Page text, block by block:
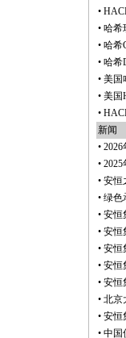
•
• 哈希
• 哈希
• 哈希
• 美国
• 美国
•
新闻
•
•
• 安恒
• 绿色
• 安恒
• 安恒
• 安恒
• 安恒
• 安恒
• 北京
• 安恒
• 中国